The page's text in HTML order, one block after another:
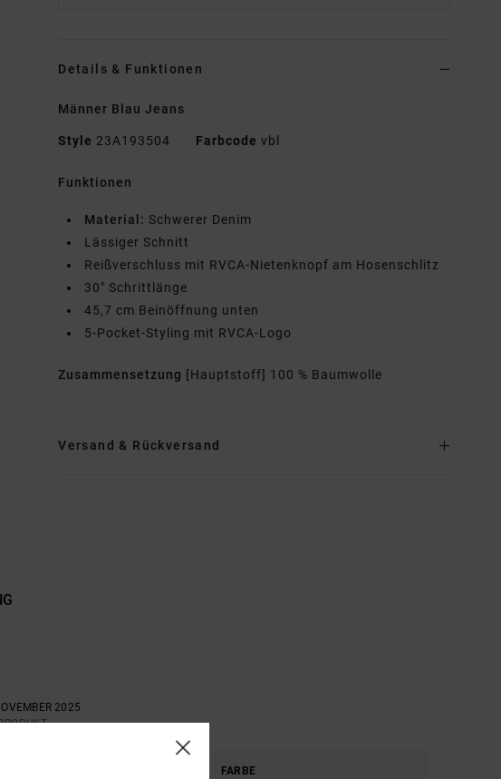
Details & Funktionen
Männer Blau Jeans
Style 23A193504 Farbcode vbl
Funktionen
Material: Schwerer Denim
Lässiger Schnitt
Reißverschluss mit RVCA-Nietenknopf am Hosenschlitz
30" Schrittlänge
45,7 cm Beinöffnung unten
5-Pocket-Styling mit RVCA-Logo
Zusammensetzung [Hauptstoff] 100 % Baumwolle
Versand & Rückversand
2025
FARBE